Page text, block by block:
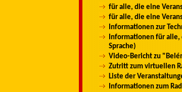
für alle, die eine
für alle, die eine
Informationen zur
Informationen für
Sprache)
Video-Bericht zu
Zutritt zum virtuellen
Liste der
Informationen zum